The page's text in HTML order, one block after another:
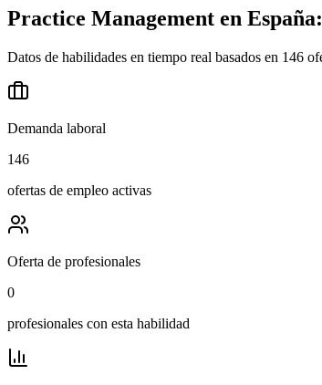
Practice Management en
Datos de habilidades en tiempo real basados en 146
Demanda laboral
146
ofertas de empleo activas
Oferta de profesionales
0
profesionales con esta habilidad